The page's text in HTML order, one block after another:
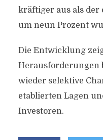
kräftiger aus als der
um neun Prozent
Die Entwicklung
Herausforderungen
wieder selektive
etablierten Lagen
Investoren.